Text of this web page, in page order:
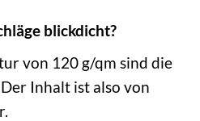
blickdicht?
von 120 g/qm sind die
Inhalt ist also von